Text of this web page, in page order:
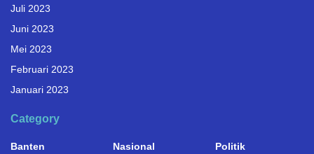
Juli 2023
Juni 2023
Mei 2023
Februari 2023
Januari 2023
Category
Banten Nasional Politik